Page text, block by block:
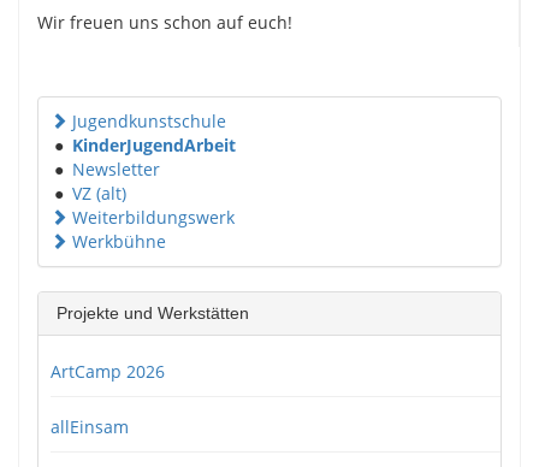
Wir freuen uns schon auf euch!
Jugendkunstschule
● KinderJugendArbeit
● Newsletter
● VZ (alt)
Weiterbildungswerk
Werkbühne
Projekte und Werkstätten
ArtCamp 2026
allEinsam